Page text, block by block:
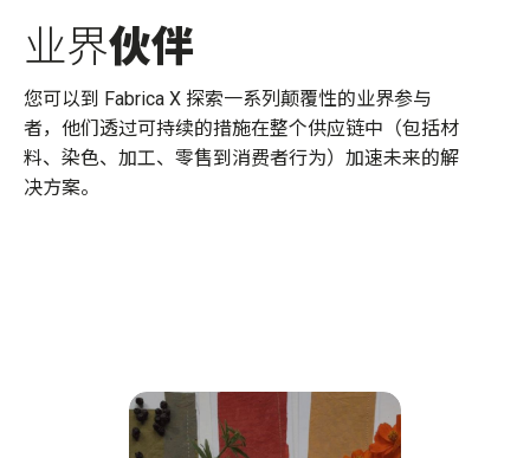
业界伙伴
您可以到 Fabrica X 探索一系列颠覆性的业界参与
者，他们透过可持续的措施在整个供应链中（包括材
料、染色、加工、零售到消费者行为）加速未来的解
决方案。